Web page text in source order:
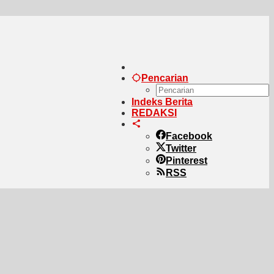
Pencarian
Indeks Berita
REDAKSI
Facebook
Twitter
Pinterest
RSS